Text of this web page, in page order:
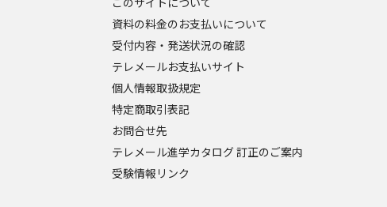
資料の料金のお支払いについて
受付内容・発送状況の確認
テレメールお支払いサイト
個人情報取扱規定
特定商取引表記
お問合せ先
テレメール進学カタログ 訂正のご案内
受験情報リンク